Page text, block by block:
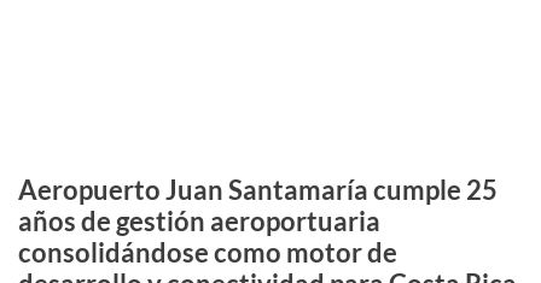
Aeropuerto Juan Santamaría cumple 25
años de gestión aeroportuaria
consolidándose como motor de